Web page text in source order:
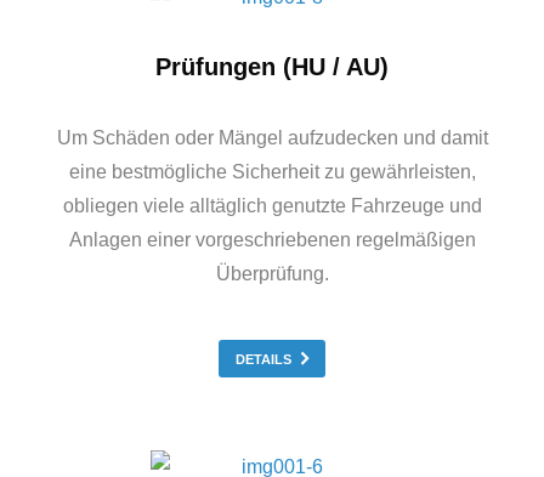
Prüfungen (HU / AU)
Um Schäden oder Mängel aufzudecken und damit
eine bestmögliche Sicherheit zu gewährleisten,
obliegen viele alltäglich genutzte Fahrzeuge und
Anlagen einer vorgeschriebenen regelmäßigen
Überprüfung.
DETAILS